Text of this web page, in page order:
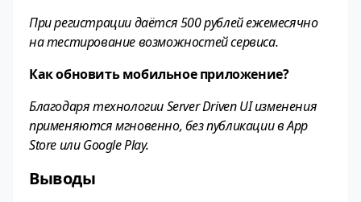
При регистрации даётся 500 рублей ежемесячно
на тестирование возможностей сервиса.
Как обновить мобильное приложение?
Благодаря технологии Server Driven UI изменения
применяются мгновенно, без публикации в App
Store или Google Play.
Выводы